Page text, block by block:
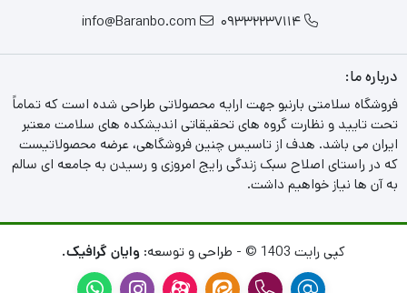
09332237114
info@Baranbo.com
درباره ما:
فروشگاه سلامتی بارنبو جهت ارایه محصولاتی طراحی شده است که تماماً
تحت تایید و نظارت گروه های تحقیقاتی اندیشکده های سلامت معتبر
ایران می باشد. هدف از تاسیس چنین فروشگاهی، عرضه محصولاتیست
که در راستای اصلاح سبک زندگی رایج امروزی و رسیدن به جامعه ای سالم
به آن ها نیاز خواهیم داشت.
کپی رایت 1403 © - طراحی و توسعه: وایان گرافیک.